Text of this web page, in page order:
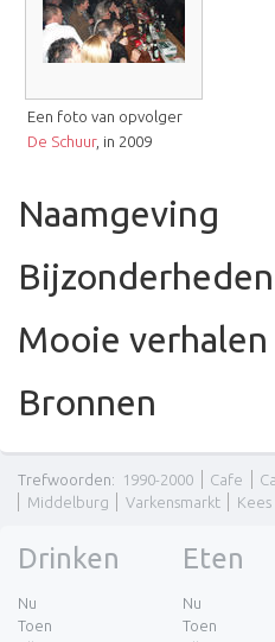
Een foto van opvolger
De Schuur, in 2009
Naamgeving
Bijzonderheden
Mooie verhalen
Bronnen
Trefwoorden: 1990-2000 Cafe
Middelburg
Varkensmarkt
Drinken
Nu
Toen
Eten
Nu
Toen